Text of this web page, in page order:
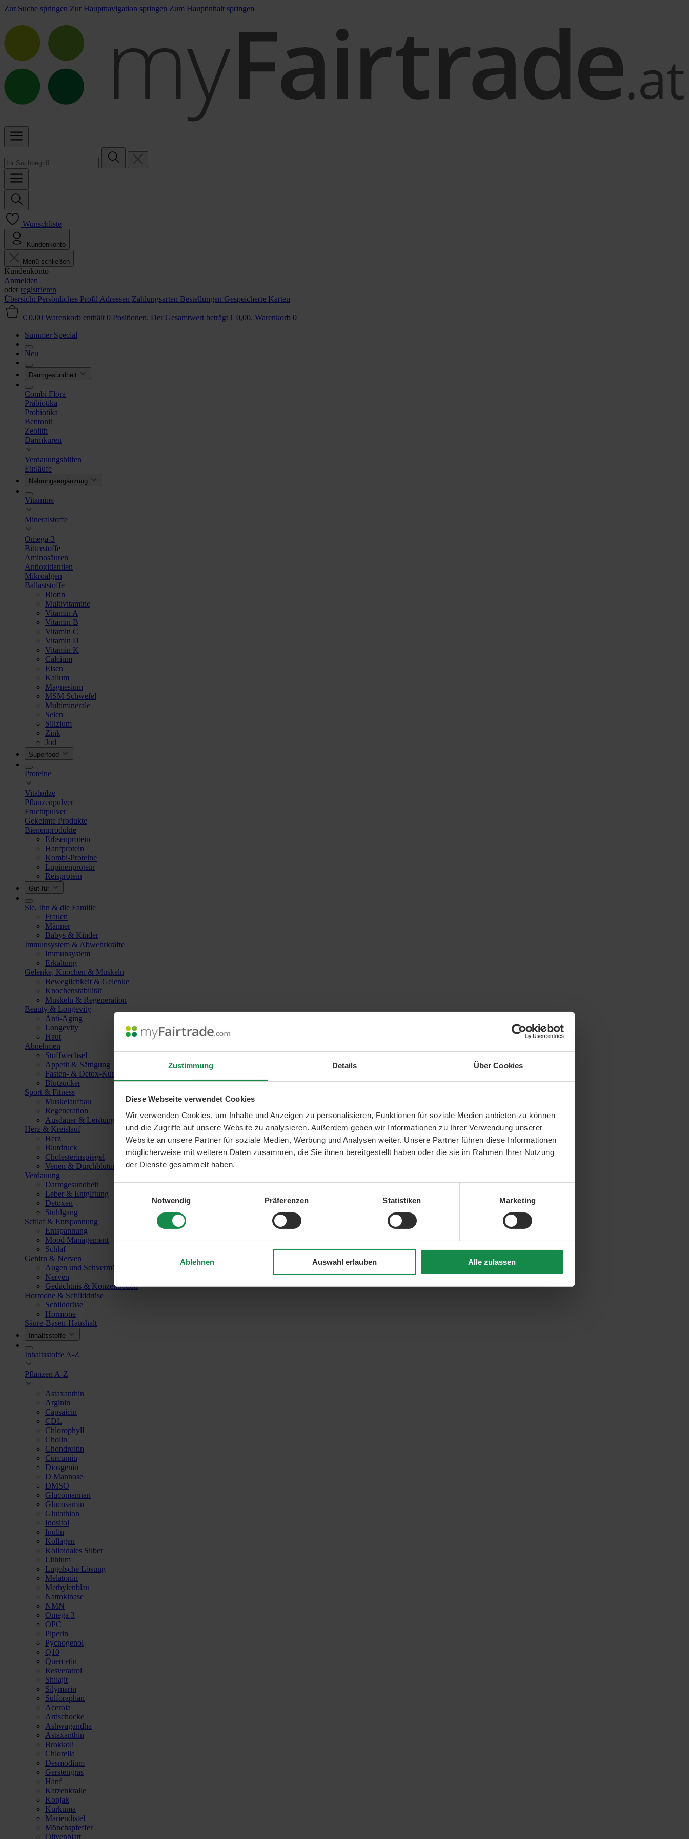
Zustimmung Details Über Cookies
Diese Webseite verwendet Cookies
Wir verwenden Cookies, um Inhalte und Anzeigen zu personalisieren, Funktionen für soziale Medien anbieten zu können
und die Zugriffe auf unsere Website zu analysieren. Außerdem geben wir Informationen zu Ihrer Verwendung unserer
Website an unsere Partner für soziale Medien, Werbung und Analysen weiter. Unsere Partner führen diese Informationen
möglicherweise mit weiteren Daten zusammen, die Sie ihnen bereitgestellt haben oder die sie im Rahmen Ihrer Nutzung
der Dienste gesammelt haben.
Notwendig
Präferenzen Statistiken Marketing
Ablehnen Auswahl erlauben Alle zulassen
Zur Suche springen Zur Hauptnavigation springen Zum Hauptinhalt springen
Wunschliste
Kundenkonto
Menü schließen
Kundenkonto
Anmelden
oder registrieren
Übersicht Persönliches Profil Adressen Zahlungsarten Bestellungen Gespeicherte Karten
€ 0,00 Warenkorb enthält 0 Positionen. Der Gesamtwert beträgt € 0,00. Warenkorb 0
Summer Special
Neu
Darmgesundheit
Combi Flora
Präbiotika
Probiotika
Bentonit
Zeolith
Darmkuren
Verdauungshilfen
Einläufe
Nahrungsergänzung
Vitamine
Mineralstoffe
Omega-3
Bitterstoffe
Aminosäuren
Antioxidantien
Mikroalgen
Ballaststoffe
Biotin
Multivitamine
Vitamin A
Vitamin B
Vitamin C
Vitamin D
Vitamin K
Calcium
Eisen
Kalium
Magnesium
MSM Schwefel
Multiminerale
Selen
Silizium
Zink
Jod
Superfood
Proteine
Vitalpilze
Pflanzenpulver
Fruchtpulver
Gekeimte Produkte
Bienenprodukte
Erbsenprotein
Hanfprotein
Kombi-Proteine
Lupinenprotein
Reisprotein
Gut für
Sie, Ihn & die Familie
Frauen
Männer
Babys & Kinder
Immunsystem & Abwehrkräfte
Immunsystem
Erkältung
Gelenke, Knochen & Muskeln
Beweglichkeit & Gelenke
Knochenstabilität
Muskeln & Regeneration
Beauty & Longevity
Anti-Aging
Longevity
Haut
Abnehmen
Stoffwechsel
Appetit & Sättigung
Fasten- & Detox-Kuren
Blutzucker
Sport & Fitness
Muskelaufbau
Regeneration
Ausdauer & Leistungssteigerung
Herz & Kreislauf
Herz
Blutdruck
Cholesterinspiegel
Venen & Durchblutung
Verdauung
Darmgesundheit
Leber & Entgiftung
Detoxen
Stuhlgang
Schlaf & Entspannung
Entspannung
Mood Management
Schlaf
Gehirn & Nerven
Augen und Sehvermögen
Nerven
Gedächtnis & Konzentration
Hormone & Schilddrüse
Schilddrüse
Hormone
Säure-Basen-Haushalt
Inhaltsstoffe
Inhaltsstoffe A-Z
Pflanzen A-Z
Astaxanthin
Arginin
Capsaicin
CDL
Chlorophyll
Cholin
Chondroitin
Curcumin
Diosgenin
D Mannose
DMSO
Glucomannan
Glucosamin
Glutathion
Inositol
Inulin
Kollagen
Kolloidales Silber
Lithium
Lugolsche Lösung
Melatonin
Methylenblau
Nattokinase
NMN
Omega 3
OPC
Piperin
Pycnogenol
Q10
Quercetin
Resveratrol
Shilajit
Silymarin
Sulforaphan
Acerola
Artischocke
Ashwagandha
Astaxanthin
Brokkoli
Chlorella
Desmodium
Gerstengras
Hanf
Katzenkralle
Konjak
Kurkuma
Mariendistel
Mönchspfeffer
Olivenblatt